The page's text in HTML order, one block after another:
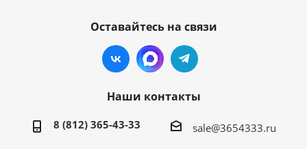
Оставайтесь на связи
Наши контакты
8 (812) 365-43-33 sale@3654333.ru